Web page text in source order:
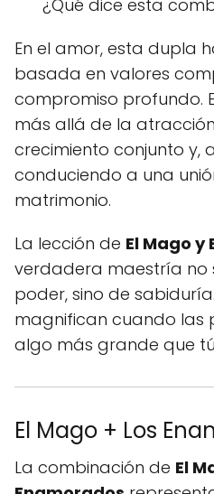
¿Qué dice esta
En el amor, esta dupla
basada en valores
compromiso profundo.
más allá de la
crecimiento conjunto y,
conduciendo a una
matrimonio.
La lección de El Mago y
verdadera maestría no
poder, sino de
magnifican cuando las
algo más grande que
El Mago + Los
La combinación de El